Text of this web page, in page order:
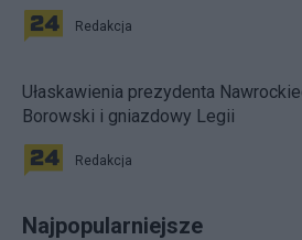
Redakcja
Ułaskawienia prezydenta
Borowski i gniazdowy Legii
Redakcja
Najpopularniejsze